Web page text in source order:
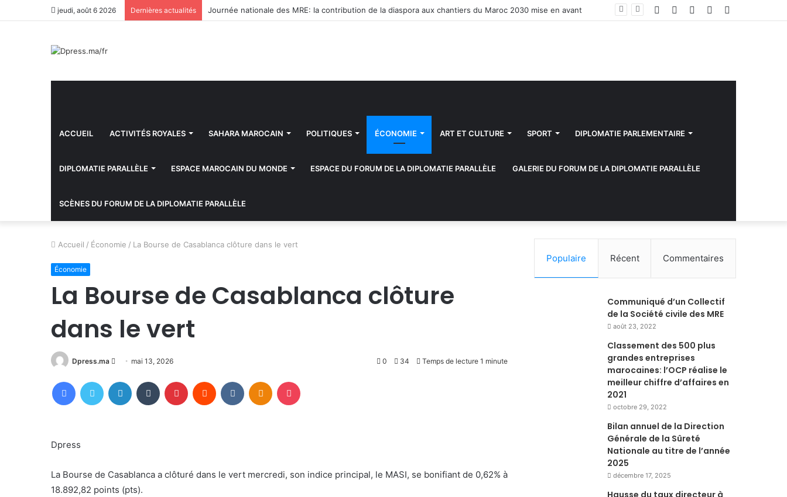
jeudi, août 6 2026 Dernières actualités Journée nationale des MRE: la contribution de la diaspora aux chantiers du Maroc 2030 mise en avant Instagram
YouTube
Twitter
Facebook
ACCUEIL ACTIVITÉS ROYALES SAHARA MAROCAIN POLITIQUES ÉCONOMIE ART ET CULTURE SPORT DIPLOMATIE PARLEMENTAIRE
DIPLOMATIE PARALLÈLE ESPACE MAROCAIN DU MONDE ESPACE DU FORUM DE LA DIPLOMATIE PARALLÈLE GALERIE DU FORUM DE LA DIPLOMATIE PARALLÈLE
SCÈNES DU FORUM DE LA DIPLOMATIE PARALLÈLE
Accueil / Économie / La Bourse de Casablanca clôture dans le vert
Économie
La Bourse de Casablanca clôture
dans le vert
Dpress.ma
Envoyer
courriel
mai 13, 2026 0 34 Temps de lecture 1 minute
FacebookTwitter Linkedin Tumblr Pinterest Reddit VKontakteOdnoklassniki
Dpress
La Bourse de Casablanca a clôturé dans le vert mercredi, son indice principal, le MASI, se bonifiant de 0,62% à
18.892,82 points (pts).
Populaire Récent Commentaires
Communiqué d’un Collectif
de la Société civile des MRE
août 23, 2022
Classement des 500 plus
grandes entreprises
marocaines: l’OCP réalise le
meilleur chiffre d’affaires en
2021
octobre 29, 2022
Bilan annuel de la Direction
Générale de la Sûreté
Nationale au titre de l’année
2025
décembre 17, 2025
Hausse du taux directeur à